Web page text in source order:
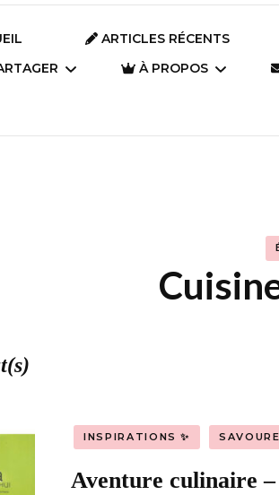
ARTICLES RÉCENTS
À PROPOS
Pourquoi ce site
INSPIRATIONS ✨
Aventure culinaire